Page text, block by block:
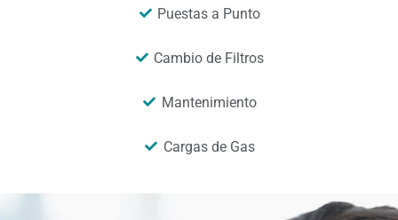
Puestas a Punto
Cambio de Filtros
Mantenimiento
Cargas de Gas